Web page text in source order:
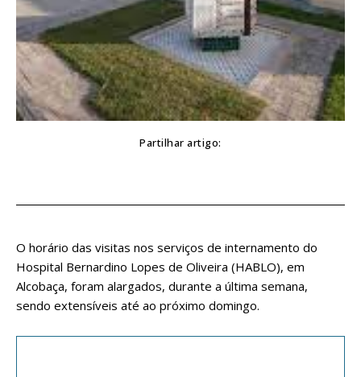
Partilhar artigo:
O horário das visitas nos serviços de internamento do
Hospital Bernardino Lopes de Oliveira (HABLO), em
Alcobaça, foram alargados, durante a última semana,
sendo extensíveis até ao próximo domingo.